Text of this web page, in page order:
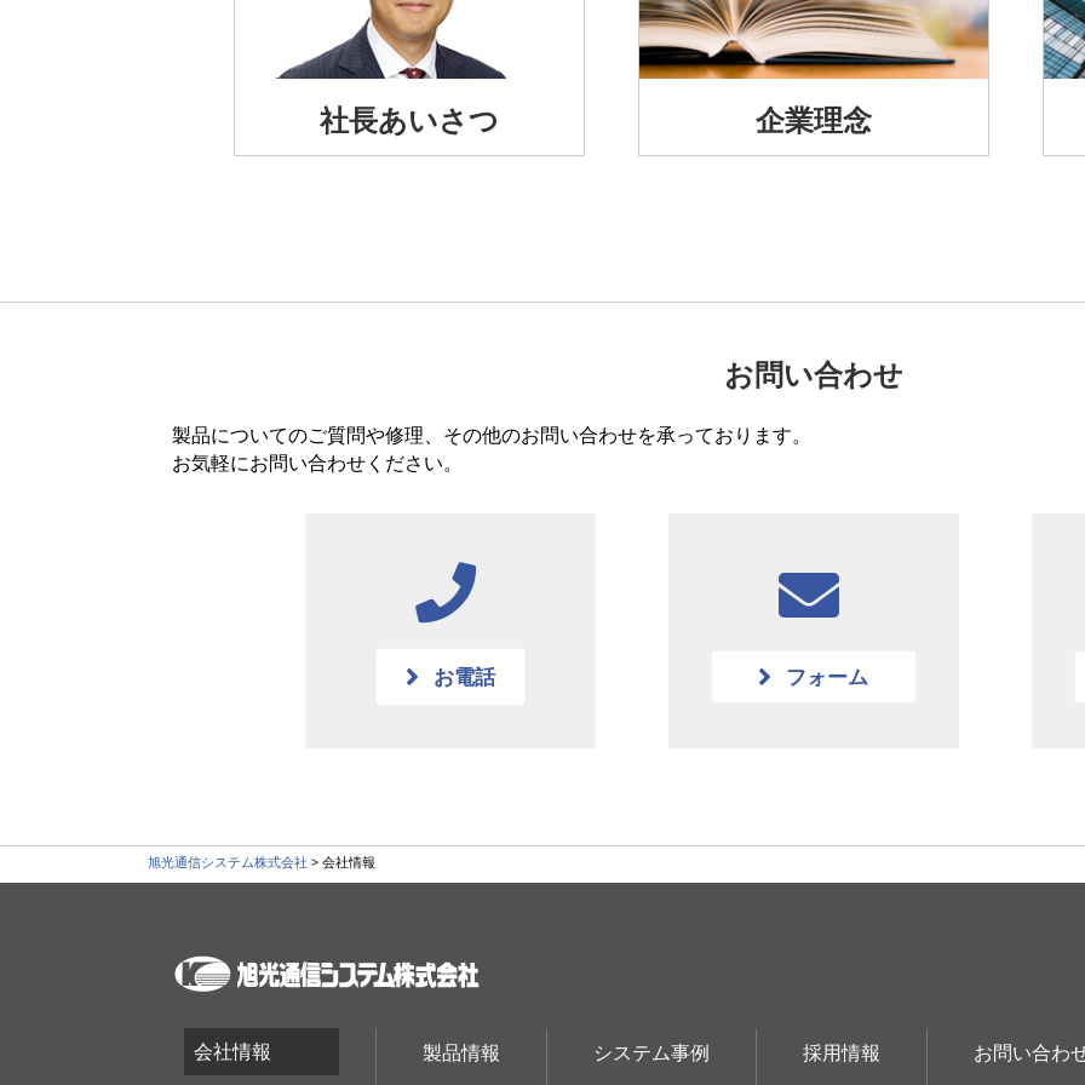
社長あいさつ 企業理念
お問い合わせ
製品についてのご質問や修理、その他のお問い合わせを承っております。
お気軽にお問い合わせください。
お電話 フォーム
旭光通信システム株式会社 > 会社情報
会社情報
製品情報 システム事例 採用情報
お問い合わ